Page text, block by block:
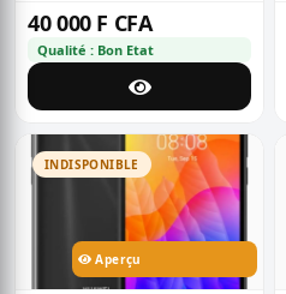
40 000 F CFA
Qualité : Bon Etat
INDISPONIBLE
Aperçu